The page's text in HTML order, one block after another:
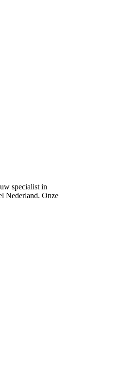
specialist in
Nederland. Onze